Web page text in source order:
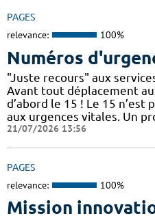
PAGES
relevance: 100%
Numéros
"Juste recours" aux
Avant tout déplacement
d’abord le 15 ! Le 15
aux urgences vitales. Un
21/07/2026 13:56
PAGES
relevance: 100%
Mission